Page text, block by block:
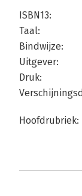
ISBN13:
Taal:
Bindwijze:
Uitgever:
Druk:
Hoofdrubriek: